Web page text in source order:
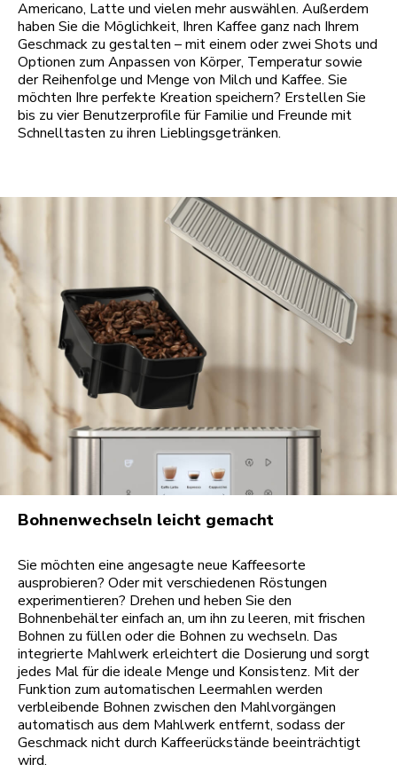
Americano, Latte und vielen mehr auswählen. Außerdem
haben Sie die Möglichkeit, Ihren Kaffee ganz nach Ihrem
Geschmack zu gestalten – mit einem oder zwei Shots und
Optionen zum Anpassen von Körper, Temperatur sowie
der Reihenfolge und Menge von Milch und Kaffee. Sie
möchten Ihre perfekte Kreation speichern? Erstellen Sie
bis zu vier Benutzerprofile für Familie und Freunde mit
Schnelltasten zu ihren Lieblingsgetränken.
Bohnenwechseln leicht gemacht
Sie möchten eine angesagte neue Kaffeesorte
ausprobieren? Oder mit verschiedenen Röstungen
experimentieren? Drehen und heben Sie den
Bohnenbehälter einfach an, um ihn zu leeren, mit frischen
Bohnen zu füllen oder die Bohnen zu wechseln. Das
integrierte Mahlwerk erleichtert die Dosierung und sorgt
jedes Mal für die ideale Menge und Konsistenz. Mit der
Funktion zum automatischen Leermahlen werden
verbleibende Bohnen zwischen den Mahlvorgängen
automatisch aus dem Mahlwerk entfernt, sodass der
Geschmack nicht durch Kaffeerückstände beeinträchtigt
wird.